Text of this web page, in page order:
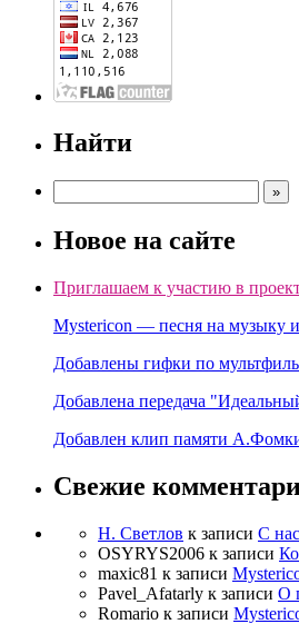
Найти
Новое на сайте
Приглашаем к участию в
Mystericon — песня на музыку
Добавлены гифки по
Добавлена передача
Добавлен клип памяти
Свежие
Н. Светлов к записи C
OSYRYS2006 к записи
maxic81 к записи
Pavel_Afatarly к записи О
Romario к записи